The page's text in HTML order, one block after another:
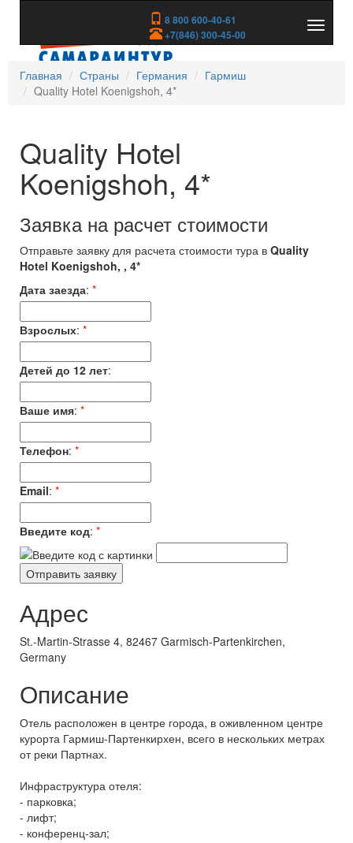
8 800 600-40-61
+7(846) 300-45-00
скрыть
Главная
Страны Германия
Гармиш
Quality Hotel Koenigshoh, 4*
Quality Hotel
Koenigshoh, 4*
Заявка на расчет стоимости
Отправьте заявку для расчета стоимости тура в Quality
Hotel Koenigshoh, , 4*
Дата заезда: *
Взрослых: *
Детей до 12 лет:
Ваше имя: *
Телефон: *
Email: *
Введите код: *
Адрес
St.-Martin-Strasse 4, 82467 Garmisch-Partenkirchen,
Germany
Описание
Отель расположен в центре города, в оживленном центре
курорта Гармиш-Партенкирхен, всего в нескольких метрах
от реки Партнах.
Инфраструктура отеля:
- парковка;
- лифт;
- конференц-зал;